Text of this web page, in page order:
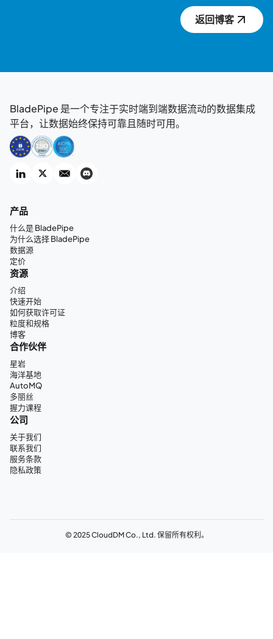
返回博客
BladePipe 是一个专注于实时端到端数据流动的数据集成
平台，让数据始终保持可靠且随时可用。
产品
什么是 BladePipe
为什么选择 BladePipe
数据源
定价
资源
介绍
快速开始
如何获取许可证
粒度和规格
博客
合作伙伴
星岩
海洋基地
AutoMQ
多丽丝
握力课程
公司
关于我们
联系我们
服务条款
隐私政策
© 2025 CloudDM Co., Ltd. 保留所有权利。